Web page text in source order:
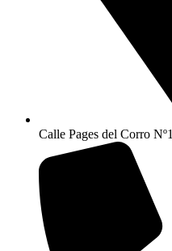
Calle Pages del Corro